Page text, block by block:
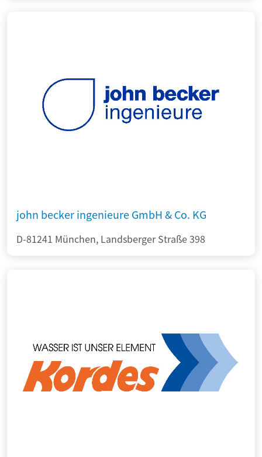
john becker ingenieure GmbH & Co. KG
D-81241 München, Landsberger Straße 398